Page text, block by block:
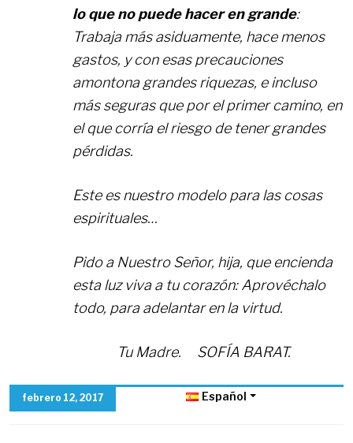
lo que no puede hacer en grande:
Trabaja más asiduamente, hace menos
gastos, y con esas precauciones
amontona grandes riquezas, e incluso
más seguras que por el primer camino, en
el que corría el riesgo de tener grandes
pérdidas.
Este es nuestro modelo para las cosas
espirituales…
Pido a Nuestro Señor, hija, que encienda
esta luz viva a tu corazón: Aprovéchalo
todo, para adelantar en la virtud.
Tu Madre. SOFÍA BARAT.
febrero 12, 2017 Español